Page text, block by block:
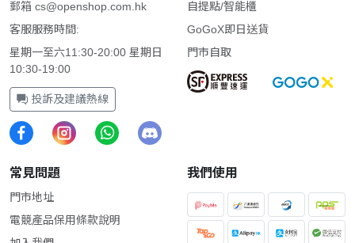
郵箱 cs@openshop.com.hk
客服服務時間:
星期一至六11:30-20:00 星期日
10:30-19:00
投訴及建議熱線
自提點/智能櫃
GoGoX即日送貨
門市自取
常見問題
門市地址
電競產品保用條款說明
我們使用